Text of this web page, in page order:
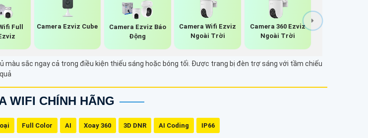
Full
Camera Ezviz Cube
Camera Ezviz Báo
Động
Camera Wifi Ezviz
Ngoài Trời
Camera 360 Ezviz
Ngoài Trời
sắc ngay cả trong điều kiện thiếu sáng hoặc bóng tối. Được trang bị đèn trợ sáng với tầm chiếu
WIFI CHÍNH HÃNG
Full Color AI Xoay 360 3D DNR AI Coding IP66